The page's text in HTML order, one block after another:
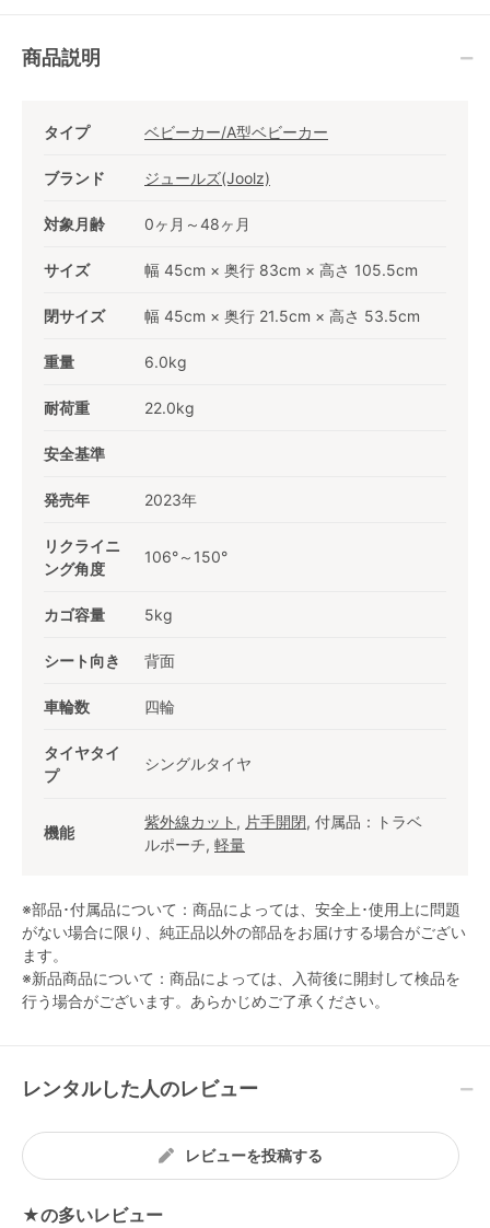
商品説明
タイプ ベビーカー/A型ベビーカー
ブランド ジュールズ(Joolz)
対象月齢 0ヶ月～48ヶ月
サイズ 幅 45cm × 奥行 83cm × 高さ 105.5cm
閉サイズ 幅 45cm × 奥行 21.5cm × 高さ 53.5cm
重量 6.0kg
耐荷重 22.0kg
安全基準
発売年 2023年
リクライニ
ング角度
106°～150°
カゴ容量 5kg
シート向き 背面
車輪数 四輪
タイヤタイ
プ
シングルタイヤ
機能
紫外線カット , 片手開閉, 付属品：トラベ
ルポーチ, 軽量
※部品･付属品について：商品によっては、安全上･使用上に問題
がない場合に限り、純正品以外の部品をお届けする場合がござい
ます。
※新品商品について：商品によっては、入荷後に開封して検品を
行う場合がございます。あらかじめご了承ください。
レンタルした人のレビュー
レビューを投稿する
★の多いレビュー